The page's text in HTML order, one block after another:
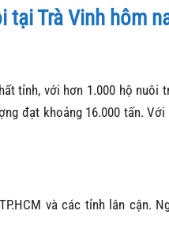
tại Trà Vinh hôm
tỉnh, với hơn 1.000 hộ nuôi
đạt khoảng 16.000 tấn. Với
và các tỉnh lân cận.